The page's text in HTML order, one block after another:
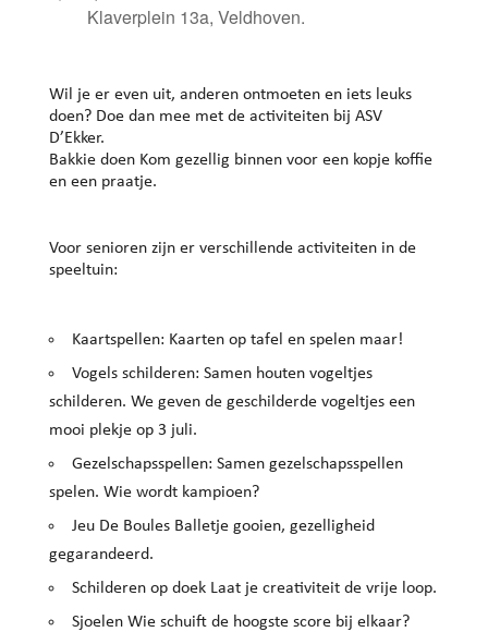
Klaverplein 13a, Veldhoven.
Wil je er even uit, anderen ontmoeten en iets leuks
doen? Doe dan mee met de activiteiten bij ASV
D’Ekker.
Bakkie doen Kom gezellig binnen voor een kopje koffie
en een praatje.
Voor senioren zijn er verschillende activiteiten in de
speeltuin:
Kaartspellen: Kaarten op tafel en spelen maar!
Vogels schilderen: Samen houten vogeltjes
schilderen. We geven de geschilderde vogeltjes een
mooi plekje op 3 juli.
Gezelschapsspellen: Samen gezelschapsspellen
spelen. Wie wordt kampioen?
Jeu De Boules Balletje gooien, gezelligheid
gegarandeerd.
Schilderen op doek Laat je creativiteit de vrije loop.
Sjoelen Wie schuift de hoogste score bij elkaar?